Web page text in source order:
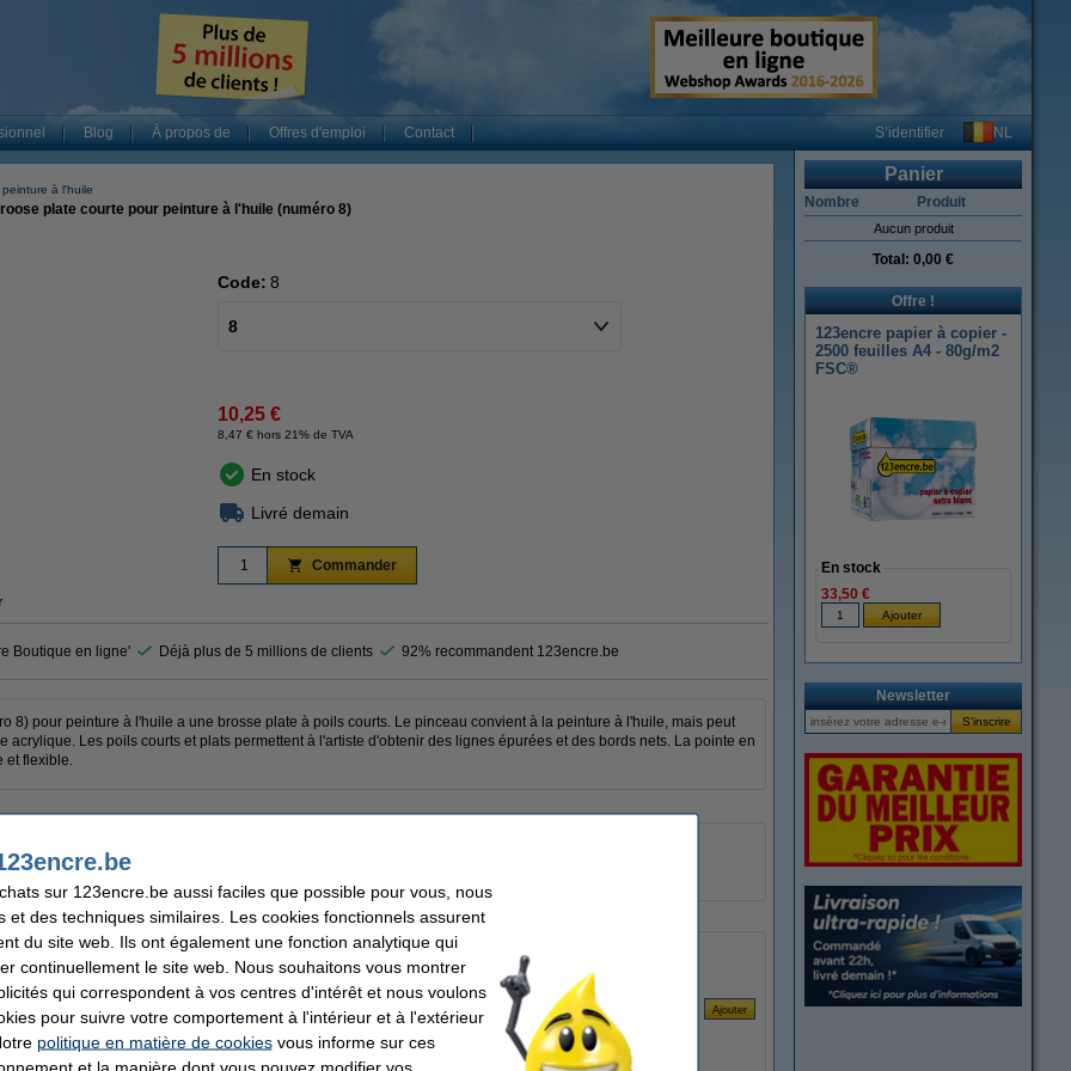
Blog À propos de Offres d'emploi Contact S’identifier NL
à l'huile
plate courte pour peinture à l'huile (numéro 8)
Code: 8
8
10,25 €
8,47 € hors 21% de TVA
En stock
Livré demain
Commander
Boutique en ligne' Déjà plus de 5 millions de clients 92% recommandent 123encre.be
8) pour peinture à l'huile a une brosse plate à poils courts. Le pinceau convient à la peinture à l'huile, mais peut
acrylique. Les poils courts et plats permettent à l'artiste d'obtenir des lignes épurées et des bords nets. La pointe en
et flexible.
peinture à l'huile
pour pinceaux (75 ml)
Panier
Nombre Produit
Aucun produit
Total: 0,00 €
Offre !
123encre papier à copier -
2500 feuilles A4 - 80g/m2
FSC®
En stock
33,50 €
Newsletter
sur 123encre.be aussi faciles que possible pour vous, nous
et des techniques similaires. Les cookies fonctionnels assurent
du site web. Ils ont également une fonction analytique qui
continuellement le site web. Nous souhaitons vous montrer
qui correspondent à vos centres d'intérêt et nous voulons
pour suivre votre comportement à l'intérieur et à l'extérieur
politique en matière de cookiesvous informe sur ces
et la manière dont vous pouvez modifier vos